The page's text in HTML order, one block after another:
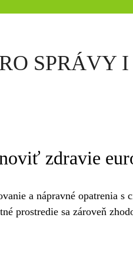
SPRÁVY
zdravie
a nápravné opatrenia
prostredie sa zároveň